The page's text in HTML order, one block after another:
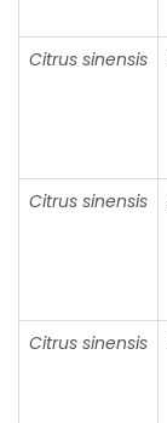
Citrus sinensis
Citrus sinensis
Citrus sinensis